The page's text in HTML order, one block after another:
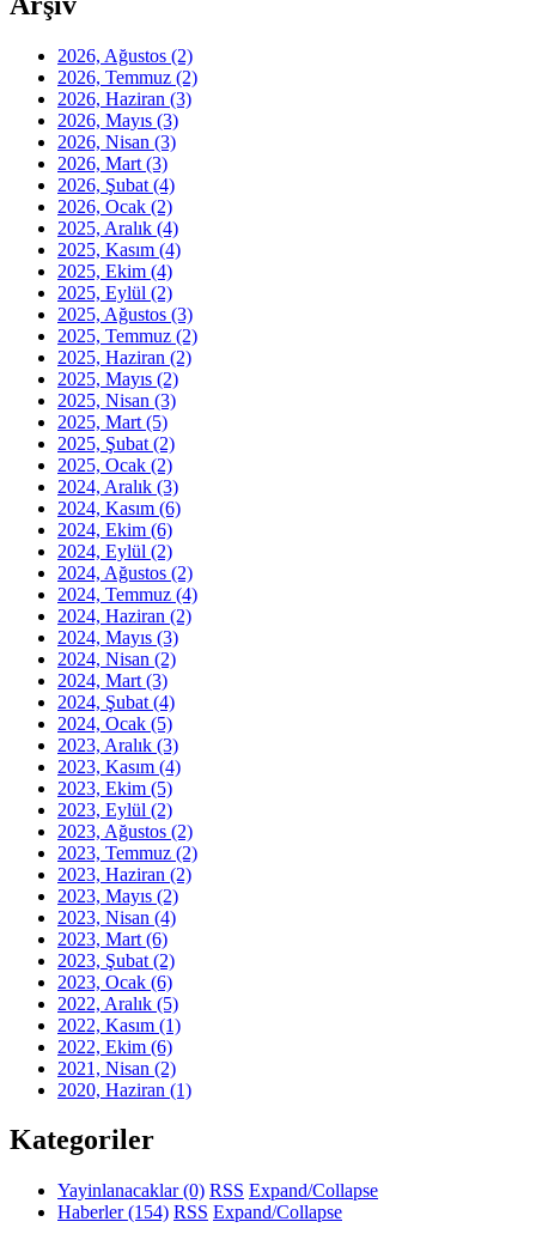
2026, Ağustos (2)
2026, Temmuz (2)
2026, Haziran (3)
2026, Mayıs (3)
2026, Nisan (3)
2026, Mart (3)
2026, Şubat (4)
2026, Ocak (2)
2025, Aralık (4)
2025, Kasım (4)
2025, Ekim (4)
2025, Eylül (2)
2025, Ağustos (3)
2025, Temmuz (2)
2025, Haziran (2)
2025, Mayıs (2)
2025, Nisan (3)
2025, Mart (5)
2025, Şubat (2)
2025, Ocak (2)
2024, Aralık (3)
2024, Kasım (6)
2024, Ekim (6)
2024, Eylül (2)
2024, Ağustos (2)
2024, Temmuz (4)
2024, Haziran (2)
2024, Mayıs (3)
2024, Nisan (2)
2024, Mart (3)
2024, Şubat (4)
2024, Ocak (5)
2023, Aralık (3)
2023, Kasım (4)
2023, Ekim (5)
2023, Eylül (2)
2023, Ağustos (2)
2023, Temmuz (2)
2023, Haziran (2)
2023, Mayıs (2)
2023, Nisan (4)
2023, Mart (6)
2023, Şubat (2)
2023, Ocak (6)
2022, Aralık (5)
2022, Kasım (1)
2022, Ekim (6)
2021, Nisan (2)
2020, Haziran (1)
Kategoriler
Yayinlanacaklar(0) RSS Expand/Collapse
Haberler(154) RSS Expand/Collapse